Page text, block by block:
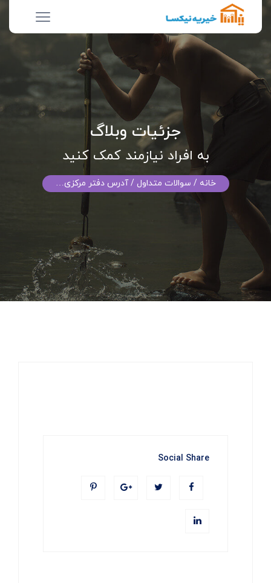
جزئیات وبلاگ
به افراد نیازمند کمک کنید
خانه / سوالات متداول / آدرس دفتر مرکزی…
Social Share